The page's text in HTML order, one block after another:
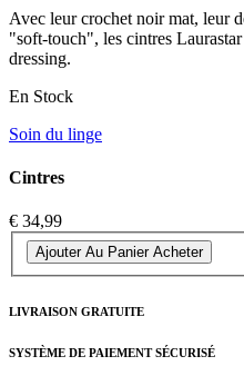
Avec leur crochet noir mat, leur
"soft-touch", les cintres
dressing.
En Stock
Soin du linge
Cintres
€ 34,99
Ajouter Au Panier Acheter
LIVRAISON GRATUITE
SYSTÈME DE PAIEMENT SÉCURISÉ